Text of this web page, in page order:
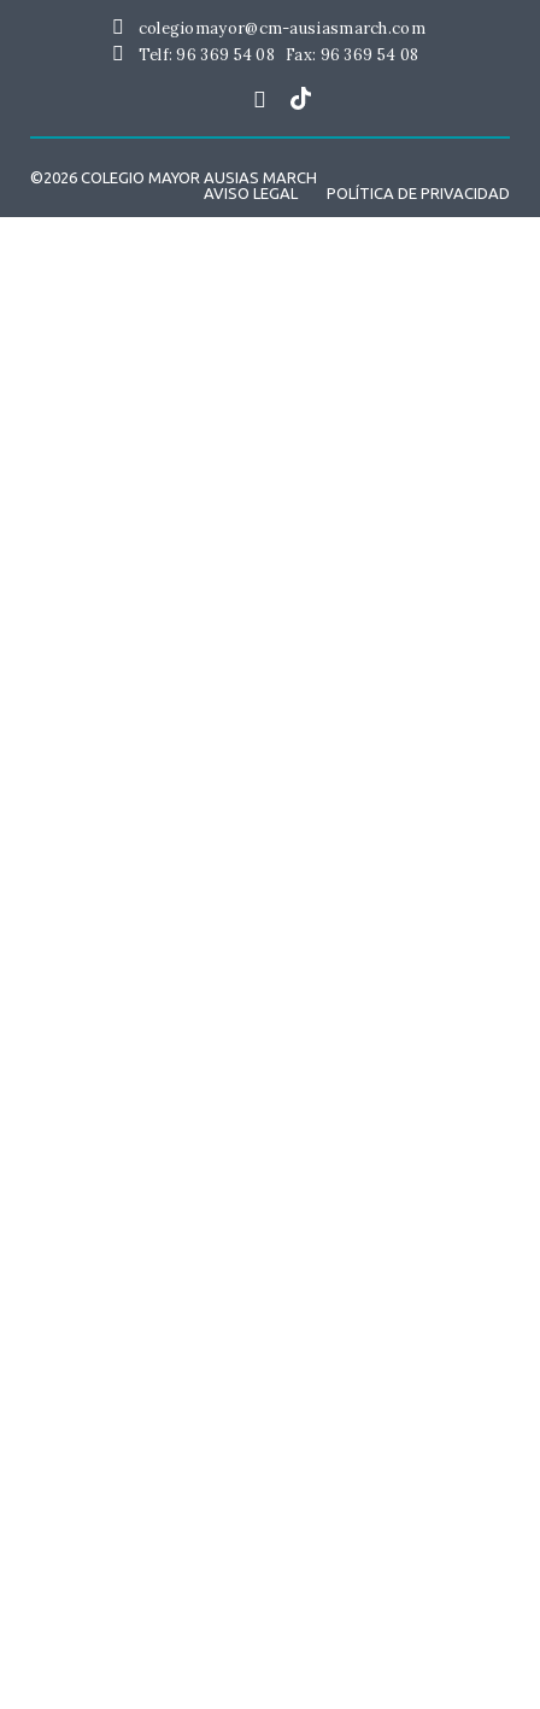
colegiomayor@cm-ausiasmarch.com
Telf: 96 369 54 08
Fax: 96 369 54 08
©2026 COLEGIO MAYOR AUSIAS MARCH
POLÍTICA DE PRIVACIDAD
AVISO LEGAL